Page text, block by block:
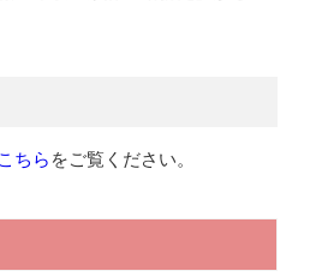
こちら をご覧ください。